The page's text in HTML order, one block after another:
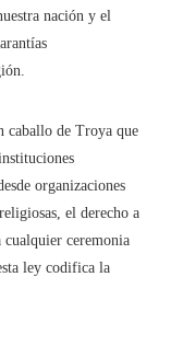
nación y el
caballo de Troya que
organizaciones
el derecho a
cualquier ceremonia
ley codifica la